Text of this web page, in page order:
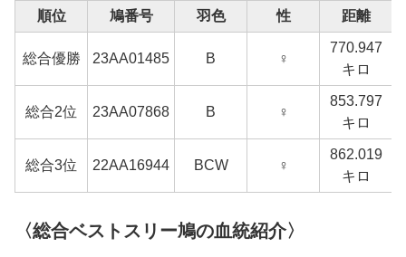
順位 鳩番号 羽色 性 距離
総合優勝 23AA01485 B ♀
770.947
キロ
総合2位 23AA07868 B ♀
853.797
キロ
総合3位 22AA16944 BCW ♀
862.019
キロ
〈総合ベストスリー鳩の血統紹介〉